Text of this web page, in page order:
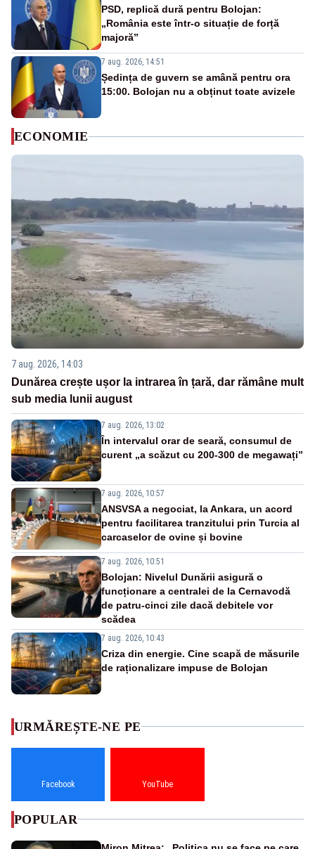
PSD, replică dură pentru Bolojan:
„România este într-o situație de forță
majoră”
7 aug. 2026, 14:51
Ședința de guvern se amână pentru ora
15:00. Bolojan nu a obținut toate avizele
ECONOMIE
7 aug. 2026, 14:03
Dunărea crește ușor la intrarea în țară, dar rămâne mult
sub media lunii august
7 aug. 2026, 13:02
În intervalul orar de seară, consumul de
curent „a scăzut cu 200-300 de megawați”
7 aug. 2026, 10:57
ANSVSA a negociat, la Ankara, un acord
pentru facilitarea tranzitului prin Turcia al
carcaselor de ovine și bovine
7 aug. 2026, 10:51
Bolojan: Nivelul Dunării asigură o
funcționare a centralei de la Cernavodă
de patru-cinci zile dacă debitele vor
scădea
7 aug. 2026, 10:43
Criza din energie. Cine scapă de măsurile
de raționalizare impuse de Bolojan
URMĂREȘTE-NE PE
Facebook YouTube
POPULAR